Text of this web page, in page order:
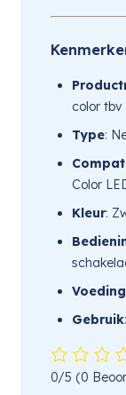
color
Type:
Color
Kleur:
Voeding
Gebruik
0/5 (0